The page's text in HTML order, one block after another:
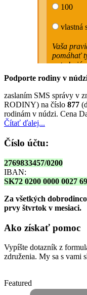
Podporte rodiny v
zaslaním SMS správy v
RODINY) na číslo 877
rodinám v núdzi. Cena
Čítať ďalej...
Číslo účtu:
2769833457/0200
IBAN:
SK72 0200 0000 0027
Za všetkých
prvy štvrtok v mesiaci.
Ako získať pomoc
Vypíšte dotazník z
združenia. My sa s vami
Featured